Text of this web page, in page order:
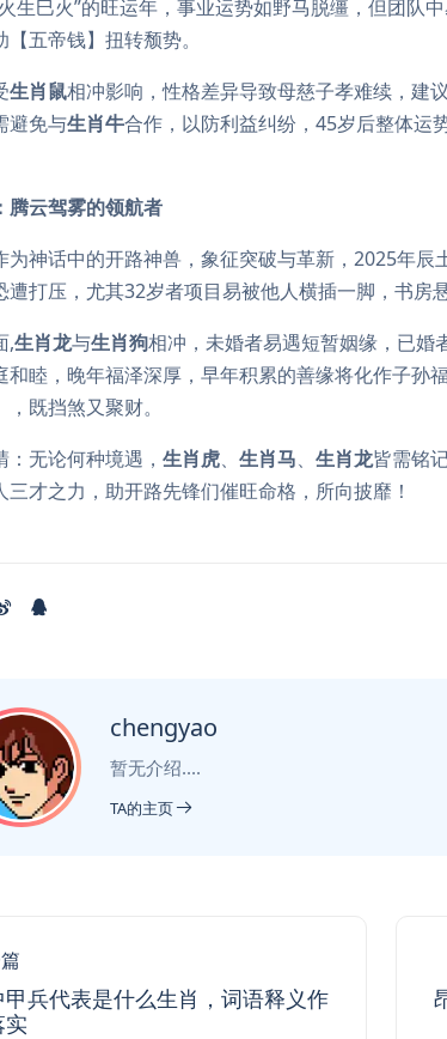
生巳火”的旺运年，事业运势如野马脱缰，但团队
【五帝钱】扭转颓势。
生肖鼠相冲影响，性格差异导致母慈子孝难续，建
避免与生肖牛合作，以防利益纠纷，45岁后整体运
腾云驾雾的领航者
为神话中的开路神兽，象征突破与革新，2025年
遭打压，尤其32岁者项目易被他人横插一脚，书房
,生肖龙与生肖狗相冲，未婚者易遇短暂姻缘，已婚
和睦，晚年福泽深厚，早年积累的善缘将化作子孙
既挡煞又聚财。
：无论何种境遇， 生肖虎、 生肖马、 生肖龙皆需铭
三才之力，助开路先锋们催旺命格，所向披靡！
chengyao
暂无介绍....
TA的主页
甲兵代表是什么生肖，词语释义作
实